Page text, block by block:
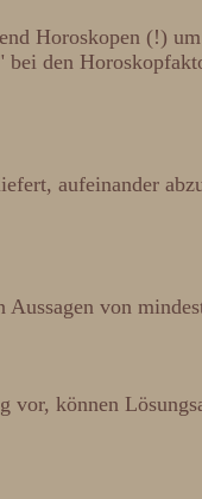
Horoskopen (!)
den
aufeinander
von
vor, können